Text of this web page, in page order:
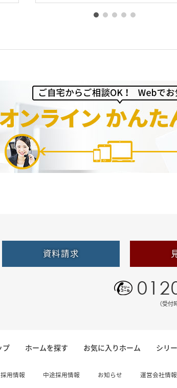
資料請求
（受付
プ ホームを探す お気に入りホーム シリ
用情報 中途採用情報 お知らせ 運営会社情報